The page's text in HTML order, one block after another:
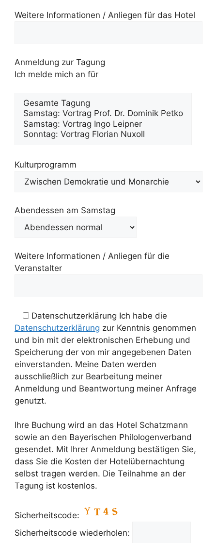
Weitere Informationen / Anliegen für das Hotel
Anmeldung zur Tagung
Ich melde mich an für
Kulturprogramm
Abendessen am Samstag
Weitere Informationen / Anliegen für die
Veranstalter
Datenschutzerklärung Ich habe die
Datenschutzerklärung zur Kenntnis genommen
und bin mit der elektronischen Erhebung und
Speicherung der von mir angegebenen Daten
einverstanden. Meine Daten werden
ausschließlich zur Bearbeitung meiner
Anmeldung und Beantwortung meiner Anfrage
genutzt.
Ihre Buchung wird an das Hotel Schatzmann
sowie an den Bayerischen Philologenverband
gesendet. Mit Ihrer Anmeldung bestätigen Sie,
dass Sie die Kosten der Hotelübernachtung
selbst tragen werden. Die Teilnahme an der
Tagung ist kostenlos.
Sicherheitscode:
Sicherheitscode wiederholen: